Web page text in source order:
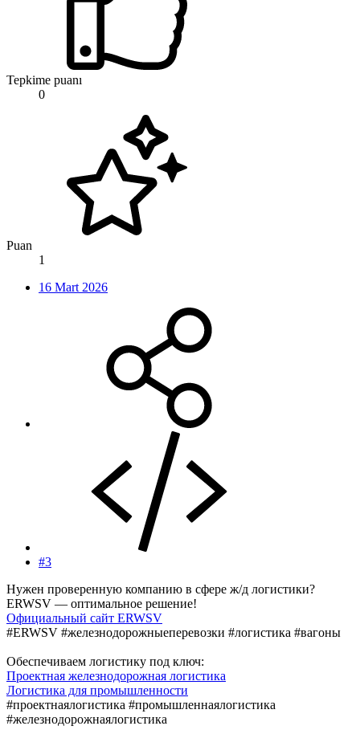
Tepkime puanı
0
Puan
1
16 Mart 2026
#3
Нужен проверенную компанию в сфере ж/д логистики?
ERWSV — оптимальное решение!
Официальный сайт ERWSV
#ERWSV #железнодорожныеперевозки #логистика #вагоны
Обеспечиваем логистику под ключ:
Проектная железнодорожная логистика
Логистика для промышленности
#проектнаялогистика #промышленнаялогистика
#железнодорожнаялогистика